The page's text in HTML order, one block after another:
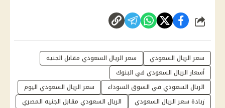
شارك
سعر الريال السعودي
سعر الريال السعودي مقابل الجنيه
أسعار الريال السعودي في البنوك
الريال السعودي في السوق السوداء
سعر الريال السعودي اليوم
زيادة سعر الريال السعودي
الريال السعودي مقابل الجنيه المصري